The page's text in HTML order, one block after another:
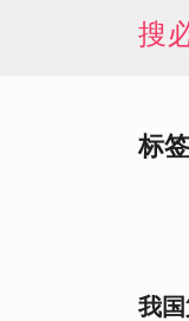
搜
标
我